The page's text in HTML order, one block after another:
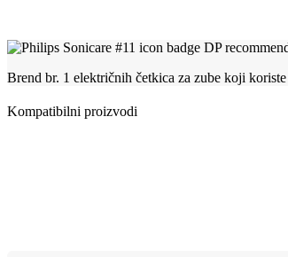
Brend br. 1 električnih četkica za zube koji
Kompatibilni proizvodi